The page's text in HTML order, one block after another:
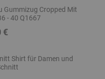
Gummizug Cropped Mit
- 40 Q1667
€